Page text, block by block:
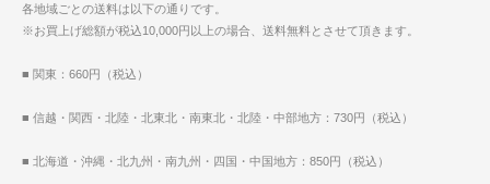
各地域ごとの送料は以下の通りです。
※お買上げ総額が税込10,000円以上の場合、送料無料とさせて頂きます。
■ 関東：660円（税込）
■ 信越・関西・北陸・北東北・南東北・北陸・中部地方：730円（税込）
■ 北海道・沖縄・北九州・南九州・四国・中国地方：850円（税込）